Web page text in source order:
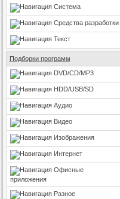
Система
Средства разработки
Текст
Подборки программ
DVD/CD/MP3
HDD/USB/SD
Аудио
Видео
Изображения
Интернет
Офисные
приложения
Разное